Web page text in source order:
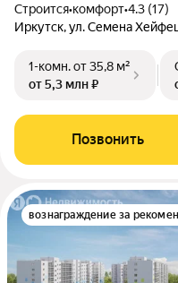
Строится•комфорт•4.3 (17)
Иркутск, ул. Семена
1-комн.от 35,8 м²
от 5,3 млн ₽
Позвонить
вознаграждение за